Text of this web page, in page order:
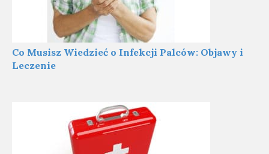
Co Musisz Wiedzieć o Infekcji Palców: Objawy i
Leczenie